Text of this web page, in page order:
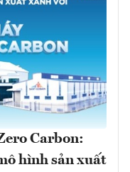
Carbon:
hình sản xuất